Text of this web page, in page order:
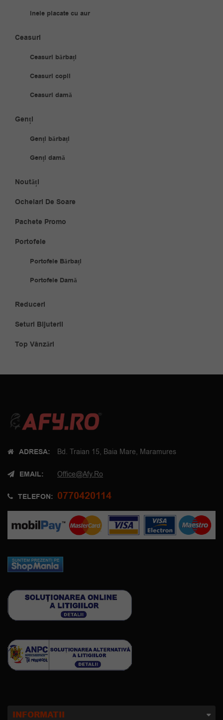
Inele placate cu aur
Ceasuri
Ceasuri bărbați
Ceasuri copii
Ceasuri damă
Genți
Genți bărbați
Genți damă
Noutăți
Ochelari De Soare
Pachete Promo
Portofele
Portofele Bărbați
Portofele Damă
Reduceri
Seturi Bijuterii
Top Vânzări
ADRESA: Bd. Traian 15, Baia Mare, Maramures
EMAIL: Office@afy.ro
TELEFON: 0770420114
INFORMATII